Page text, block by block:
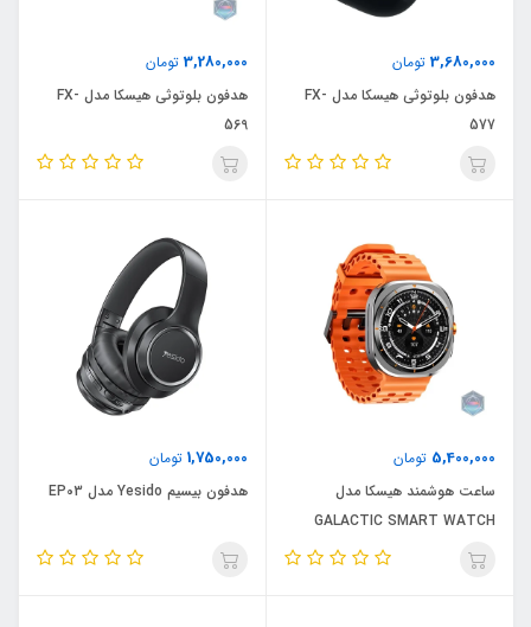
3,680,000 تومان
هدفون بلوتوثی هیسکا مدل FX-
577
3,280,000 تومان
هدفون بلوتوثی هیسکا مدل FX-
569
5,400,000 تومان
ساعت هوشمند هیسکا مدل
GALACTIC SMART WATCH
1,750,000 تومان
هدفون بیسیم Yesido مدل EP03